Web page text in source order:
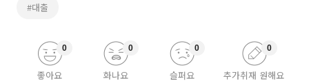
#대출
좋아요
0
화나요
0
슬퍼요
0
추가취재 원해요
0